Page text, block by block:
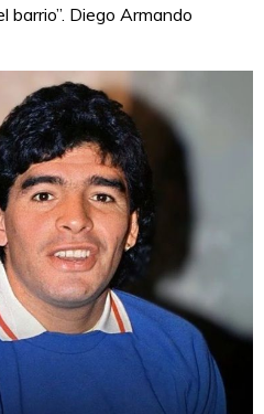
barrio”. Diego Armando